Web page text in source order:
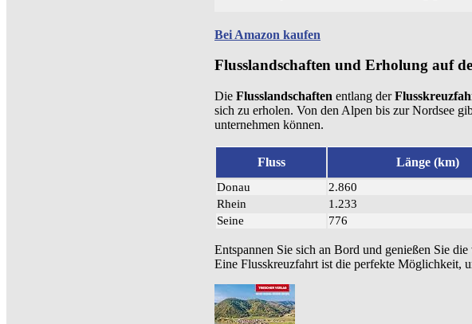
Bei Amazon kaufen
Flusslandschaften und Erholung auf
Die Flusslandschaften entlang der
sich zu erholen. Von den Alpen bis zur Nordsee
unternehmen können.
Fluss Länge (km)
Donau 2.860
Rhein
1.233
Seine
776
Entspannen Sie sich an Bord und genießen Sie
Eine Flusskreuzfahrt ist die perfekte Möglichkeit,